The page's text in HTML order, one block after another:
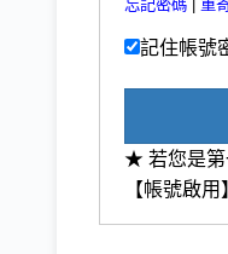
忘記密碼 重
記住帳號
★ 若您是第
【帳號啟用